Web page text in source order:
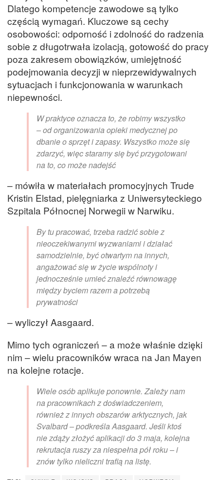
Dlatego kompetencje zawodowe są tylko
częścią wymagań. Kluczowe są cechy
osobowości: odporność i zdolność do radzenia
sobie z długotrwała izolacją, gotowość do pracy
poza zakresem obowiązków, umiejętność
podejmowania decyzji w nieprzewidywalnych
sytuacjach i funkcjonowania w warunkach
niepewności.
W praktyce oznacza to, że robimy wszystko
– od organizowania opieki medycznej po
dbanie o sprzęt i zapasy. Wszystko może się
zdarzyć, więc staramy się być przygotowani
na to, co może nadejść
– mówiła w materiałach promocyjnych Trude
Kristin Elstad, pielęgniarka z Uniwersyteckiego
Szpitala Północnej Norwegii w Narwiku.
By tu pracować, trzeba radzić sobie z
nieoczekiwanymi wyzwaniami i działać
samodzielnie, być otwartym na innych,
angażować się w życie wspólnoty i
jednocześnie umieć znaleźć równowagę
między byciem razem a potrzebą
prywatności
– wyliczył Aasgaard.
Mimo tych ograniczeń – a może właśnie dzięki
nim – wielu pracowników wraca na Jan Mayen
na kolejne rotacje.
Wiele osób aplikuje ponownie. Zależy nam
na pracownikach z doświadczeniem,
również z innych obszarów arktycznych, jak
Svalbard – podkreśla Aasgaard. Jeśli ktoś
nie zdąży złożyć aplikacji do 3 maja, kolejna
rekrutacja ruszy za niespełna pół roku – i
znów tylko nieliczni trafią na listę.